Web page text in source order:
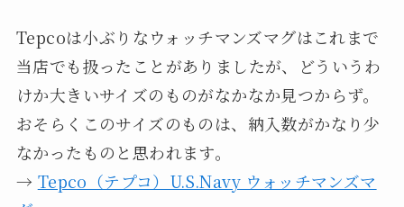
Tepcoは小ぶりなウォッチマンズマグはこれまで
当店でも扱ったことがありましたが、どういうわ
けか大きいサイズのものがなかなか見つからず。
おそらくこのサイズのものは、納入数がかなり少
なかったものと思われます。
→ Tepco（テプコ）U.S.Navy ウォッチマンズマ